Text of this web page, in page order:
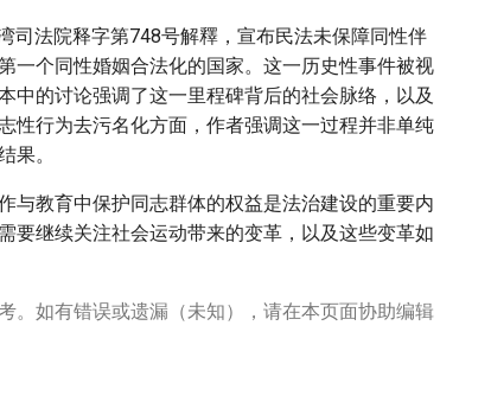
司法院释字第748号解釋，宣布民法未保障同性伴
一个同性婚姻合法化的国家。这一历史性事件被视
中的讨论强调了这一里程碑背后的社会脉络，以及
性行为去污名化方面，作者强调这一过程并非单纯
果。
与教育中保护同志群体的权益是法治建设的重要内
要继续关注社会运动带来的变革，以及这些变革如
。如有错误或遗漏（未知），请在本页面协助编辑